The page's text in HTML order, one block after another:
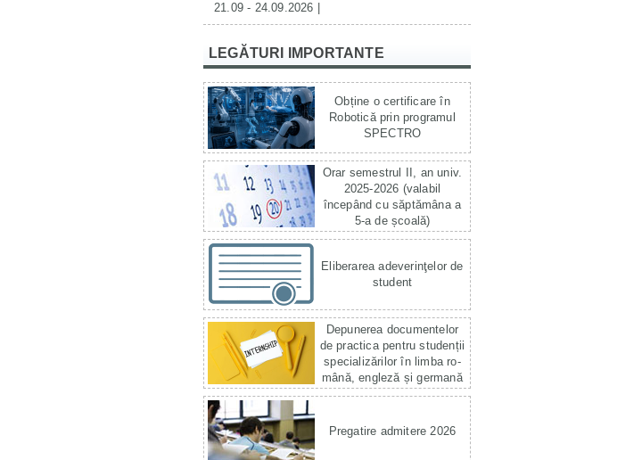
21.09 - 24.09.2026 |
LEGĂTURI IMPORTANTE
Obține o certificare în
Robotică prin programul
SPECTRO
Orar semestrul II, an univ.
2025-2026 (valabil
începând cu săptămâna a
5-a de școală)
Eliberarea adeverinţelor de
student
Depunerea documentelor
de practica pentru studenții
specializărilor în limba ro­
mână, engleză și germană
Pregatire admitere 2026